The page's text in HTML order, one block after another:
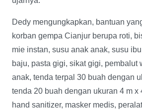
Dedy mengungkapkan, bantuan
korban gempa Cianjur berupa roti,
mie instan, susu anak anak, susu
baju, pasta gigi, sikat gigi, pembalut
anak, tenda terpal 30 buah dengan
tenda 20 buah dengan ukuran 4 m x
hand sanitizer, masker medis,